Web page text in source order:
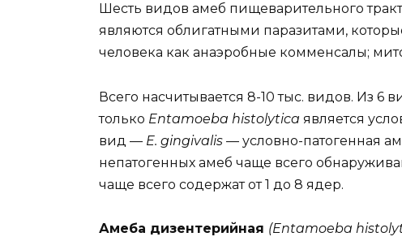
Шесть видов амеб пищеварительного
являются облигатными паразитами,
человека как анаэробные комменсалы;
Всего насчитывается 8-10 тыс. видов. Из 6
только Entamoeba histolytica является
вид — E. gingivalis — условно-патогенная
непатогенных амеб чаще всего
чаще всего содержат от 1 до 8 ядер.
Амеба дизентерийная (Entamoeba